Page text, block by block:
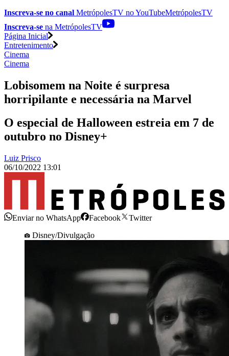
Inscreva-se no canal MetrópolesTV noYouTubeMetrópolesTV
Inscreva-se na MetrópolesTV
Página Inicial
Entretenimento
Cinema
Cinema
Lobisomem na Noite é surpresa
horripilante e necessária na Marvel
O especial de Halloween estreia em 7 de
outubro no Disney+
Luiz Prisco
06/10/2022 13:01
Enviar no WhatsApp Facebook
Twitter
Disney/Divulgação